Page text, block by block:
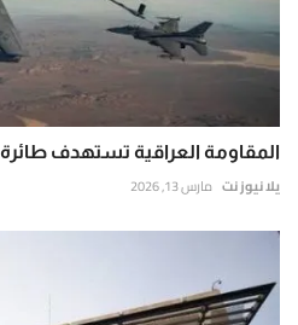
المقاومة العراقية تستهدف طائرة KC-135 أمريكية ثانية غرب...
يلا نيوز نت مارس 13, 2026